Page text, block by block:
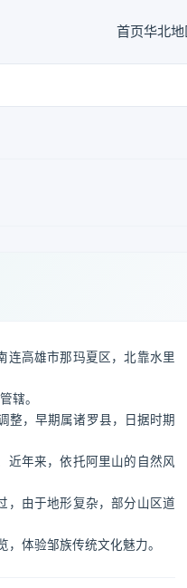
首页华北地
连高雄市那玛夏区，北靠水里
辖。
整，早期属诸罗县，日据时期
近年来，依托阿里山的自然风
，由于地形复杂，部分山区道
体验邹族传统文化魅力。